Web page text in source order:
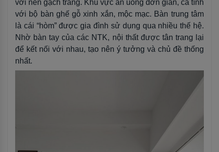
với nền gạch trắng. Khu vực ăn uống đơn giản, cá tính
với bộ bàn ghế gỗ xinh xắn, mộc mạc. Bàn trung tâm
là cái “hòm” được gia đình sử dụng qua nhiều thế hệ.
Nhờ bàn tay của các NTK, nội thất được tân trang lại
để kết nối với nhau, tạo nên ý tưởng và chủ đề thống
nhất.